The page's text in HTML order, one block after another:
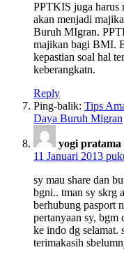
PPTKIS juga harus
akan menjadi
Buruh MIgran.
majikan bagi BMI.
kepastian soal hal
keberangkatn.
Reply
Ping-balik: Tips
Daya Buruh Migran
yogi pratama
11 Januari 2013
sy mau share dan
bgni.. tman sy skrg
berhubung pasport
pertanyaan sy, bgm
ke indo dg selamat.
terimakasih